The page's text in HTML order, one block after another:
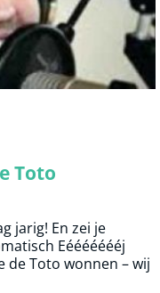
Toto
jarig! En zei je
Eéééééééj
de Toto wonnen – wij